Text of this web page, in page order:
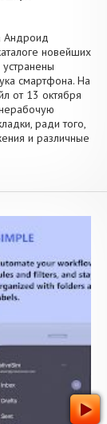
Андроид
новейших
смартфона. На
от 13 октября
ради того,
и различные